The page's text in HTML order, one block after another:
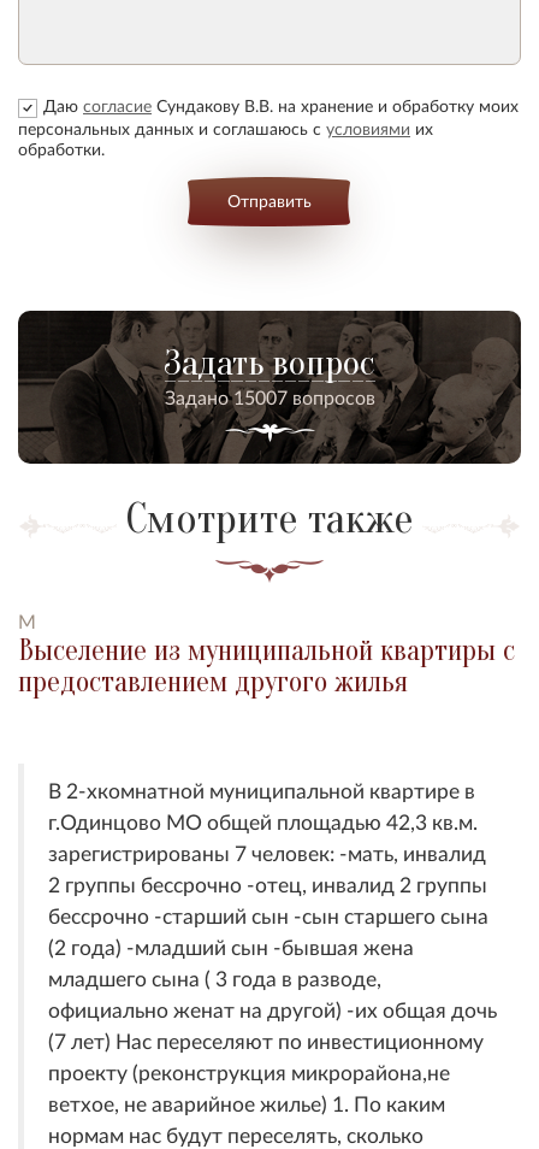
Даю согласие Сундакову В.В. на хранение и обработку моих
персональных данных и соглашаюсь с условиями их
обработки.
Отправить
Задать вопрос
Задано 15007 вопросов
Смотрите также
M
Выселение из муниципальной квартиры с
предоставлением другого жилья
В 2-хкомнатной муниципальной квартире в
г.Одинцово МО общей площадью 42,3 кв.м.
зарегистрированы 7 человек: -мать, инвалид
2 группы бессрочно -отец, инвалид 2 группы
бессрочно -старший сын -сын старшего сына
(2 года) -младший сын -бывшая жена
младшего сына ( 3 года в разводе,
официально женат на другой) -их общая дочь
(7 лет) Нас переселяют по инвестиционному
проекту (реконструкция микрорайона,не
ветхое, не аварийное жилье) 1. По каким
нормам нас будут переселять, сколько